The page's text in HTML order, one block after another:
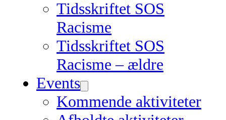
Tidsskriftet SOS
Racisme
Tidsskriftet SOS
Racisme – ældre
Events
Kommende aktiviteter